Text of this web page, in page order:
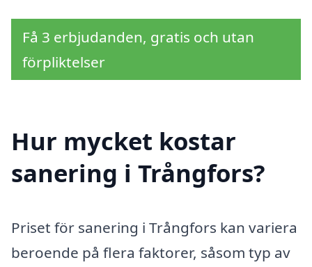
Få 3 erbjudanden, gratis och utan
förpliktelser
Hur mycket kostar
sanering i Trångfors?
Priset för sanering i Trångfors kan variera
beroende på flera faktorer, såsom typ av